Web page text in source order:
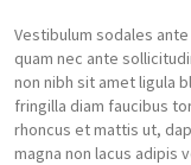
Vestibulum sodales
quam nec ante
non nibh sit amet ligula
fringilla diam faucibus
rhoncus et mattis ut,
magna non lacus adipis